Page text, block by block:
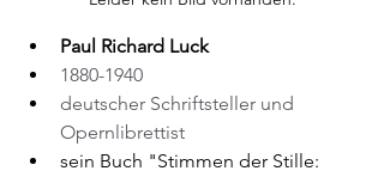
Paul Richard Luck
1880-1940
deutscher Schriftsteller und
Opernlibrettist
sein Buch "Stimmen der Stille: